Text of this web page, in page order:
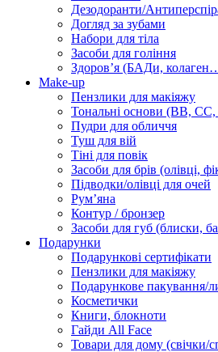
Дезодоранти/
Догляд за зубами
Набори для тіла
Засоби для гоління
Здоровʼя (БАДи,
Make-up
Пензлики для макіяжу
Тональні основи (BB,
Пудри для обличчя
Туш для вій
Тіні для повік
Засоби для брів (олівці,
Підводки/олівці для очей
Румʼяна
Контур / бронзер
Засоби для губ (блиски,
Подарунки
Подарункові сертифікати
Пензлики для макіяжу
Подарункове пакування/
Косметички
Книги, блокноти
Гайди All Face
Товари для дому (свічки/